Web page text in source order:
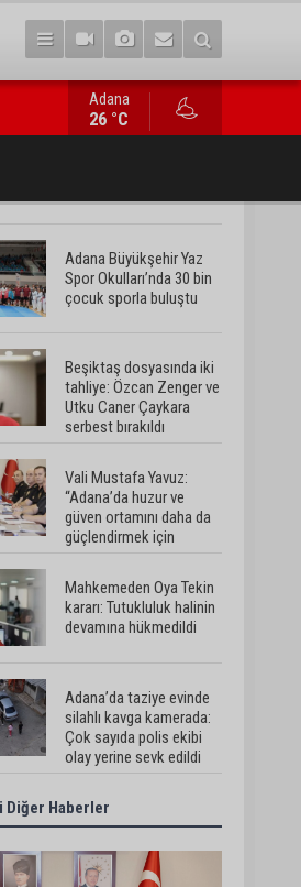
huzur ve güven ortamını daha
Adana
26 °C
Adana Büyükşehir Yaz
Spor Okulları’nda 30 bin
çocuk sporla buluştu
Beşiktaş dosyasında iki
tahliye: Özcan Zenger ve
Utku Caner Çaykara
serbest bırakıldı
Vali Mustafa Yavuz:
“Adana’da huzur ve
güven ortamını daha da
güçlendirmek için
Mahkemeden Oya Tekin
kararı: Tutukluluk halinin
devamına hükmedildi
Adana’da taziye evinde
silahlı kavga kamerada:
Çok sayıda polis ekibi
olay yerine sevk edildi
Adana’da parktaki OED
cihazını çalan şüpheli
tutuklandı
Diğer Haberler